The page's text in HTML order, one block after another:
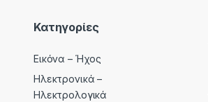
Κατηγορίες
Εικόνα – Ήχος
Ηλεκτρονικά –
Ηλεκτρολογικά